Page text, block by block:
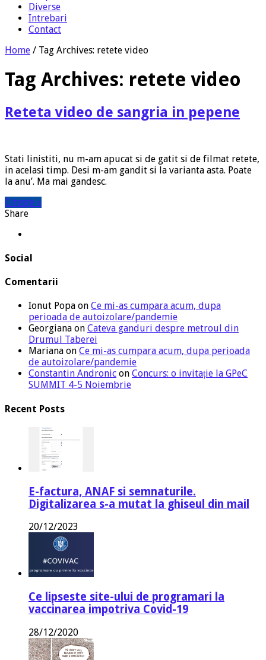
Diverse
Intrebari
Contact
Home / Tag Archives: retete video
Tag Archives: retete video
Reteta video de sangria in pepene
Stati linistiti, nu m-am apucat si de gatit si de filmat retete,
in acelasi timp. Desi m-am gandit si la varianta asta. Poate
la anu’. Ma mai gandesc.
Citeste »
Share
Social
Comentarii
Ionut Popa on Ce mi-as cumpara acum, dupa
perioada de autoizolare/pandemie
Georgiana on Cateva ganduri despre metroul din
Drumul Taberei
Mariana on Ce mi-as cumpara acum, dupa perioada
de autoizolare/pandemie
Constantin Andronic on Concurs: o invitație la GPeC
SUMMIT 4-5 Noiembrie
Recent Posts
E-factura, ANAF si semnaturile.
Digitalizarea s-a mutat la ghiseul din mail
20/12/2023
Ce lipseste site-ului de programari la
vaccinarea impotriva Covid-19
28/12/2020